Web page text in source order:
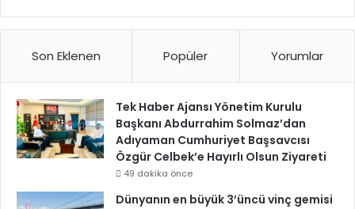
Son Eklenen Popüler Yorumlar
Tek Haber Ajansı Yönetim Kurulu
Başkanı Abdurrahim Solmaz’dan
Adıyaman Cumhuriyet Başsavcısı
Özgür Celbek’e Hayırlı Olsun Ziyareti
49 dakika önce
Dünyanın en büyük 3’üncü vinç gemisi